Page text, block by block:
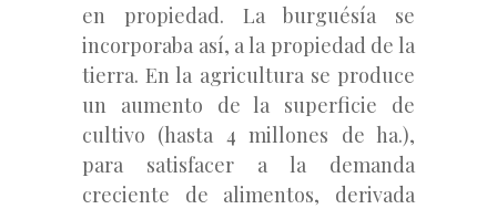
en propiedad. La burguésía se
incorporaba así, a la propiedad de la
tierra. En la agricultura se produce
un aumento de la superficie de
cultivo (hasta 4 millones de ha.),
para satisfacer a la demanda
creciente de alimentos, derivada